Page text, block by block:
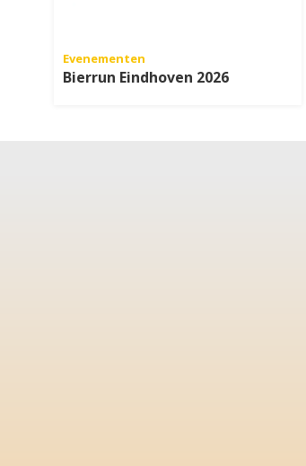
Evenementen
Bierrun Eindhoven 2026